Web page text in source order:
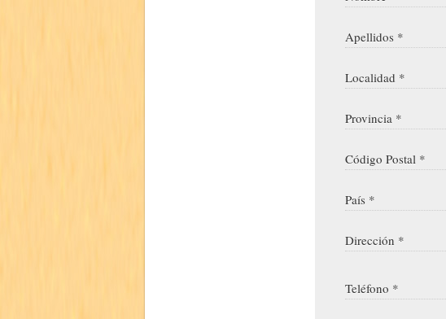
Apellidos *
Localidad *
Provincia *
Código Postal *
País *
Dirección *
Teléfono *